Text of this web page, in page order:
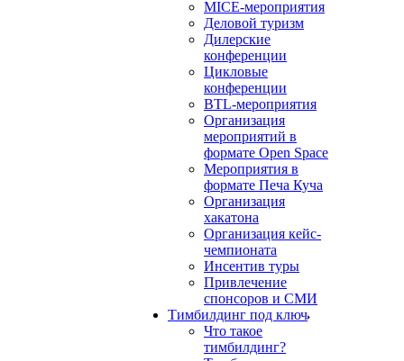
MICE-мероприятия
Деловой туризм
Дилерские
конференции
Цикловые
конференции
BTL-мероприятия
Организация
мероприятий в
формате Open Space
Мероприятия в
формате Печа Куча
Организация
хакатона
Организация кейс-
чемпионата
Инсентив туры
Привлечение
спонсоров и СМИ
Тимбилдинг под ключ
Что такое
тимбилдинг?